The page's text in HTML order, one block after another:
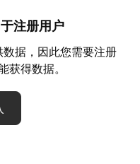
注册用户
据，因此您需要注册
得数据。